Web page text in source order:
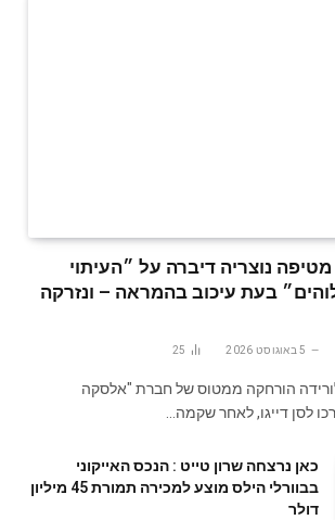
מטיפה נוצריה דיברה על ״העיתוי
בעת עיכוב בהמראה – ונזרקה
5 באוגוסט 2026 25
הורחקה ממטוס של חברת "אלסקה
לסן דייגו, לאחר שקמה…
‬דולר